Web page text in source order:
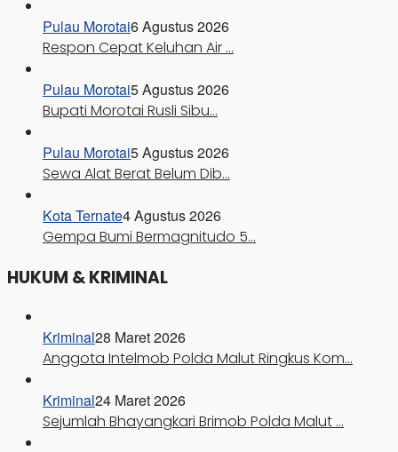
Pulau Morotai6 Agustus 2026
Respon Cepat Keluhan Air …
Pulau Morotai5 Agustus 2026
Bupati Morotai Rusli Sibu…
Pulau Morotai5 Agustus 2026
Sewa Alat Berat Belum Dib…
Kota Ternate4 Agustus 2026
Gempa Bumi Bermagnitudo 5…
HUKUM & KRIMINAL
Kriminal28 Maret 2026
Anggota Intelmob Polda Malut Ringkus Kom…
Kriminal24 Maret 2026
Sejumlah Bhayangkari Brimob Polda Malut …